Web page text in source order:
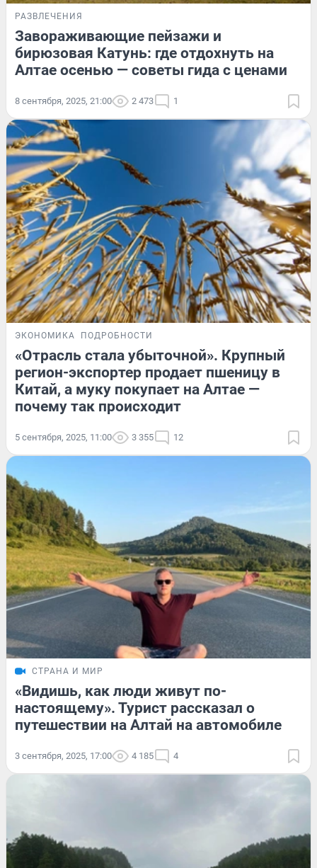
РАЗВЛЕЧЕНИЯ
Завораживающие пейзажи и
бирюзовая Катунь: где отдохнуть на
Алтае осенью — советы гида с ценами
8 сентября, 2025, 21:00 2 473 1
ЭКОНОМИКА ПОДРОБНОСТИ
«Отрасль стала убыточной». Крупный
регион-экспортер продает пшеницу в
Китай, а муку покупает на Алтае —
почему так происходит
5 сентября, 2025, 11:00 3 355 12
СТРАНА И МИР
«Видишь, как люди живут по-
настоящему». Турист рассказал о
путешествии на Алтай на автомобиле
3 сентября, 2025, 17:00 4 185 4